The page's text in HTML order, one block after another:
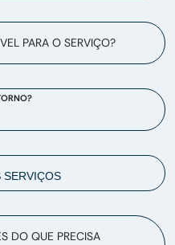
PARA O SERVIÇO?
DO QUE PRECISA